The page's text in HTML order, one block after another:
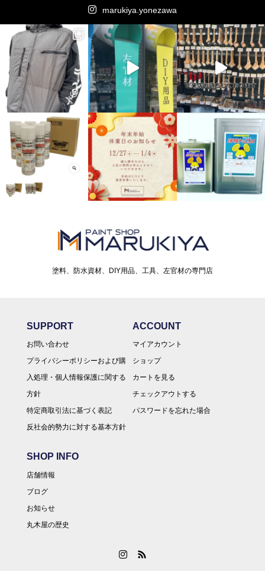
marukiya.yonezawa
塗料、防水資材、DIY用品、工具、左官材の専門店
SUPPORT
お問い合わせ
プライバシーポリシーおよび購
入処理・個人情報保護に関する
方針
特定商取引法に基づく表記
反社会的勢力に対する基本方針
ACCOUNT
マイアカウント
ショップ
カートを見る
チェックアウトする
パスワードを忘れた場合
SHOP INFO
店舗情報
ブログ
お知らせ
丸木屋の歴史